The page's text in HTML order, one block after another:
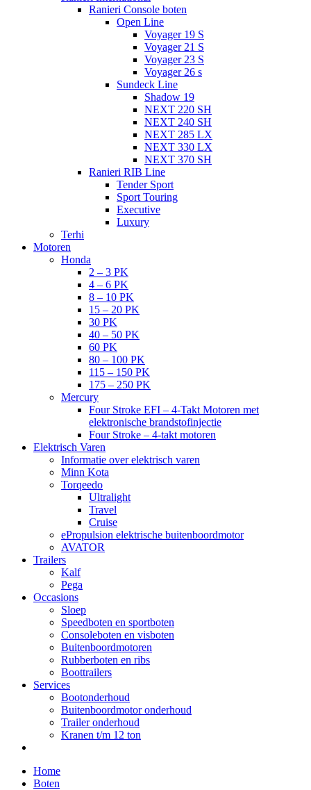
Ranieri Console boten
Open Line
Voyager 19 S
Voyager 21 S
Voyager 23 S
Voyager 26 s
Sundeck Line
Shadow 19
NEXT 220 SH
NEXT 240 SH
NEXT 285 LX
NEXT 330 LX
NEXT 370 SH
Ranieri RIB Line
Tender Sport
Sport Touring
Executive
Luxury
Terhi
Motoren
Honda
2 – 3 PK
4 – 6 PK
8 – 10 PK
15 – 20 PK
30 PK
40 – 50 PK
60 PK
80 – 100 PK
115 – 150 PK
175 – 250 PK
Mercury
Four Stroke EFI – 4-Takt Motoren met
elektronische brandstofinjectie
Four Stroke – 4-takt motoren
Elektrisch Varen
Informatie over elektrisch varen
Minn Kota
Torqeedo
Ultralight
Travel
Cruise
ePropulsion elektrische buitenboordmotor
AVATOR
Trailers
Kalf
Pega
Occasions
Sloep
Speedboten en sportboten
Consoleboten en visboten
Buitenboordmotoren
Rubberboten en ribs
Boottrailers
Services
Bootonderhoud
Buitenboordmotor onderhoud
Trailer onderhoud
Kranen t/m 12 ton
Home
Boten